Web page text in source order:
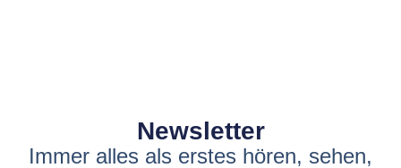
Newsletter
Immer alles als erstes hören, sehen,